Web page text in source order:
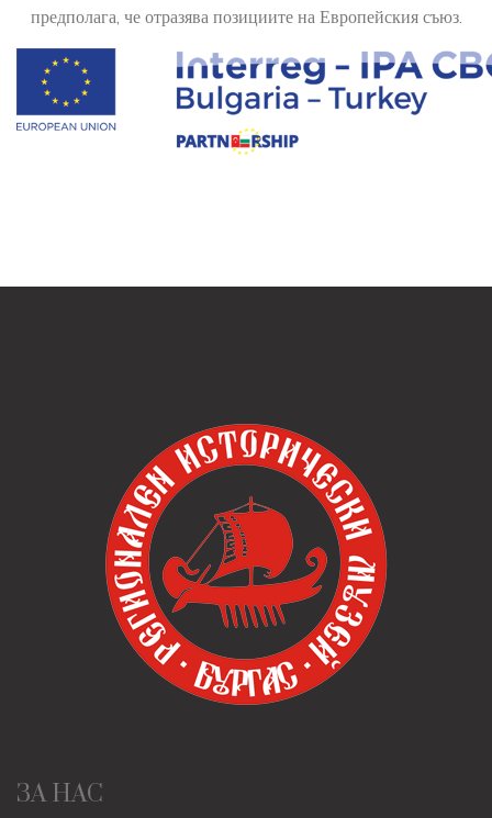
предполага, че отразява позициите на Европейския съюз.
ЗА НАС